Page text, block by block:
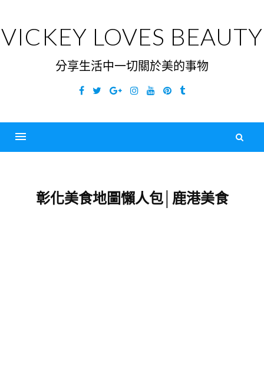
content
VICKEY LOVES BEAUTY
分享生活中一切關於美的事物
Facebook
TwitterGoogleInstagramYouTubePinterest
Tumblr
彰化美食地圖懶人包│鹿港美食